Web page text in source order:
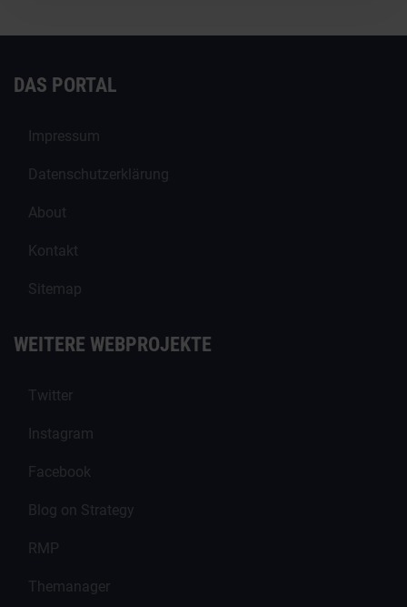
DAS PORTAL
Impressum
Datenschutzerklärung
About
Kontakt
Sitemap
WEITERE WEBPROJEKTE
Twitter
Instagram
Facebook
Blog on Strategy
RMP
Themanager